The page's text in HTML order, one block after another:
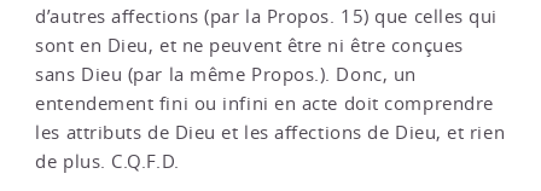
d’autres affections (par la Propos. 15) que celles qui
sont en Dieu, et ne peuvent être ni être conçues
sans Dieu (par la même Propos.). Donc, un
entendement fini ou infini en acte doit comprendre
les attributs de Dieu et les affections de Dieu, et rien
de plus. C.Q.F.D.